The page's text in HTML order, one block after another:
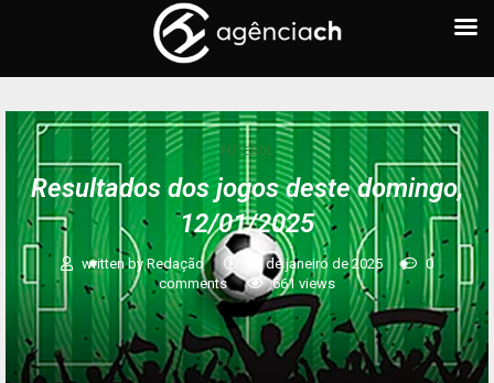
FUTEBOL
Resultados dos jogos deste domingo,
12/01/2025
written byRedação 12 de janeiro de 2025
0
comments
661 views